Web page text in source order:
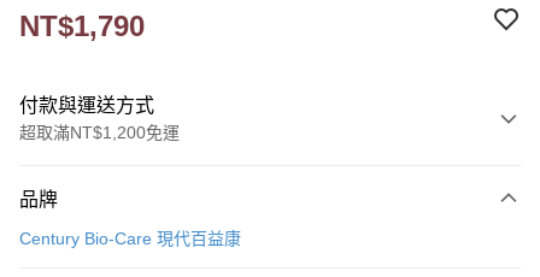
NT$1,790
付款與運送方式
超取滿NT$1,200免運
信用卡一次付款
品牌
Century Bio-Care 現代百益康